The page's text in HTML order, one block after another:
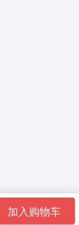
加入购物车